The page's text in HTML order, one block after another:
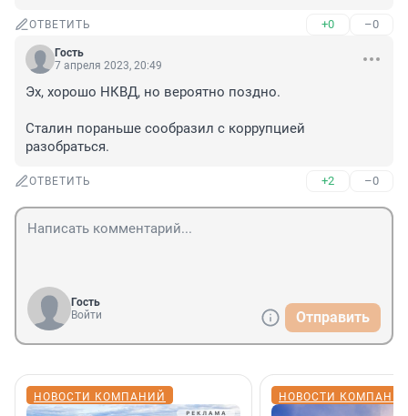
ОТВЕТИТЬ +0 –0
Гость
7 апреля 2023, 20:49
Эх, хорошо НКВД, но вероятно поздно.
Сталин пораньше сообразил с коррупцией
разобраться.
ОТВЕТИТЬ +2 –0
Гость
Войти
Отправить
НОВОСТИ КОМПАНИЙ НОВОСТИ